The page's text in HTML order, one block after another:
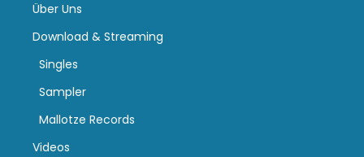
Über Uns
Download & Streaming
Singles
Sampler
Mallotze Records
Videos